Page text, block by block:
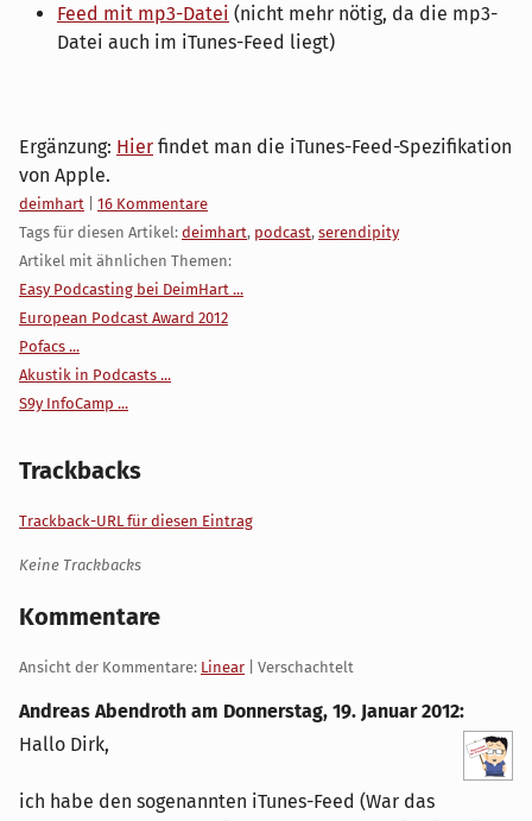
Feed mit mp3-Datei (nicht mehr nötig, da die mp3-
Datei auch im iTunes-Feed liegt)
Ergänzung: Hier findet man die iTunes-Feed-Spezifikation
von Apple.
Kategorien:
deimhart
16 Kommentare
Tags für diesen Artikel: deimhart, podcast, serendipity
Artikel mit ähnlichen Themen:
Easy Podcasting bei DeimHart ...
European Podcast Award 2012
Pofacs ...
Akustik in Podcasts ...
S9y InfoCamp ...
Trackbacks
Trackback-URL für diesen Eintrag
Keine Trackbacks
Kommentare
Ansicht der Kommentare: Linear | Verschachtelt
Andreas Abendroth am Donnerstag, 19. Januar 2012:
Hallo Dirk,
ich habe den sogenannten iTunes-Feed (War das